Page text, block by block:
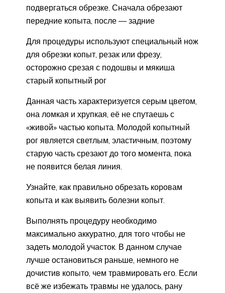
подвергаться обрезке. Сначала обрезают
передние копыта, после — задние
Для процедуры используют специальный нож
для обрезки копыт, резак или фрезу,
осторожно срезая с подошвы и мякиша
старый копытный рог
Данная часть характеризуется серым цветом,
она ломкая и хрупкая, её не спутаешь с
«живой» частью копыта. Молодой копытный
рог является светлым, эластичным, поэтому
старую часть срезают до того момента, пока
не появится белая линия.
Узнайте, как правильно обрезать коровам
копыта и как выявить болезни копыт.
Выполнять процедуру необходимо
максимально аккуратно, для того чтобы не
задеть молодой участок. В данном случае
лучше остановиться раньше, немного не
дочистив копыто, чем травмировать его. Если
всё же избежать травмы не удалось, рану